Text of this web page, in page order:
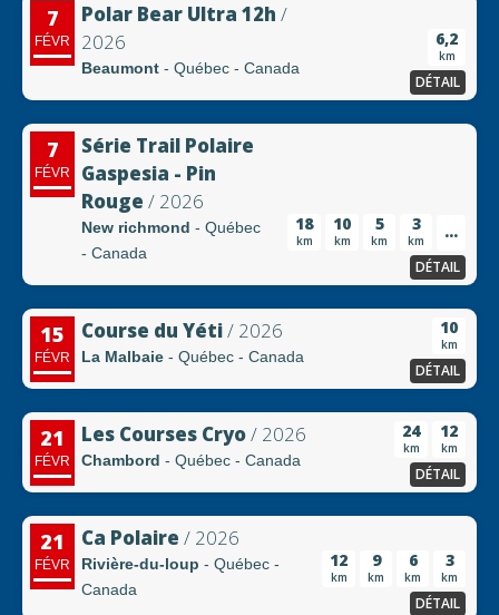
7
FÉVR
Polar Bear Ultra 12h /
2026
Beaumont - Québec - Canada
6,2
km
DÉTAIL
7
FÉVR
Série Trail Polaire
Gaspesia - Pin
Rouge / 2026
New richmond - Québec
- Canada
18
km
10
km
5
km
3
km ...
DÉTAIL
15
FÉVR
Course du Yéti/ 2026
La Malbaie - Québec - Canada
10
km
DÉTAIL
21
FÉVR
Les Courses Cryo/ 2026
Chambord - Québec - Canada
24
km
12
km
DÉTAIL
21
FÉVR
Ca Polaire / 2026
Rivière-du-loup - Québec -
Canada
12
km
9
km
6
km
3
km
DÉTAIL